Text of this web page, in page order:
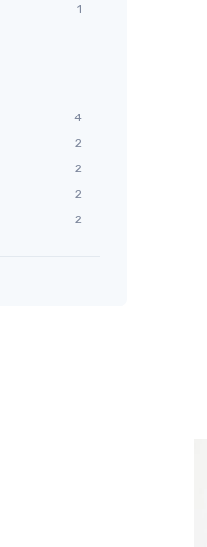
1
4
2
2
2
2